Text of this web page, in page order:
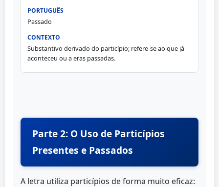
Passado
Substantivo derivado do particípio; refere-se ao que já
aconteceu ou a eras passadas.
Parte 2: O Uso de Particípios
Presentes e Passados
A letra utiliza particípios de forma muito eficaz: